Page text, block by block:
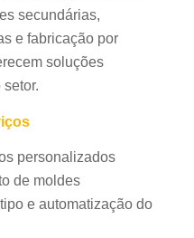
secundárias,
e fabricação por
soluções
setor.
personalizados
de moldes
e automatização do